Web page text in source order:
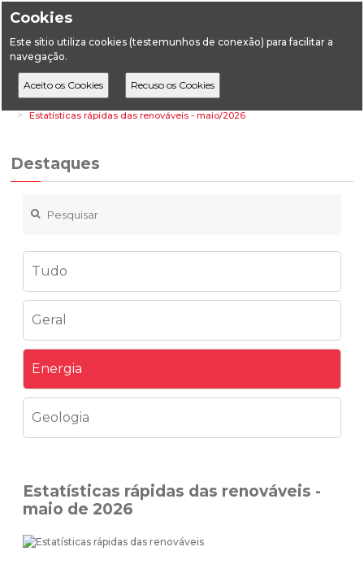
Cookies
Este sítio utiliza cookies (testemunhos de conexão) para facilitar a
navegação.
HomeDestaques
Energia
Estatísticas rápidas das renováveis - maio/2026
Destaques
Tudo
Geral
Energia
Geologia
Estatísticas rápidas das renováveis -
maio de 2026